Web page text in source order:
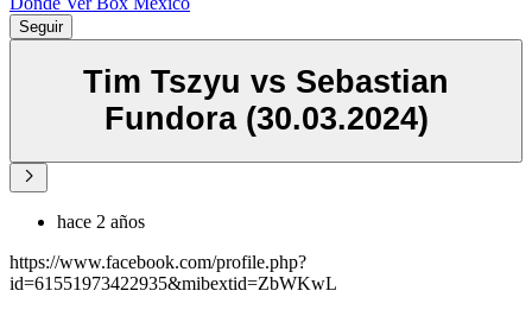
Seguir
Tim Tszyu vs Sebastian
Fundora (30.03.2024)
hace 2 años
https://www.facebook.com/profile.php?
id=61551973422935&mibextid=ZbWKwL